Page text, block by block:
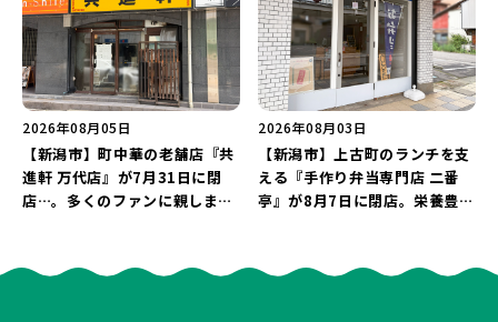
2026年08月05日
【新潟市】町中華の老舗店『共
進軒 万代店』が7月31日に閉
店…。多くのファンに親しまれ
2026年08月03日
【新潟市】上古町のランチを支
える『手作り弁当専門店 二番
亭』が8月7日に閉店。栄養豊富